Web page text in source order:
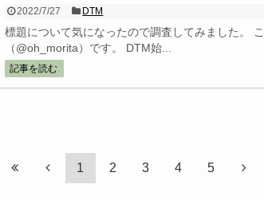
2022/7/27 DTM
標題について気になったので調査してみました。
（@oh_morita）です。 DTM始...
記事を読む
1 2 3 4 5